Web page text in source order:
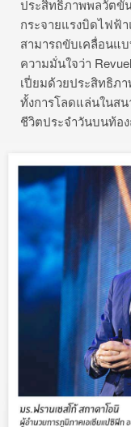
ประสิทธิภาพพลวัตขั้
กระจายแรงบิดไฟฟ้
สามารถขับเคลื่อนแ
ความมั่นใจว่า
เปี่ยมด้วยประสิทธิภ
ทั้งการโลดแล่นในส
ชีวิตประจำวันบนท้อ